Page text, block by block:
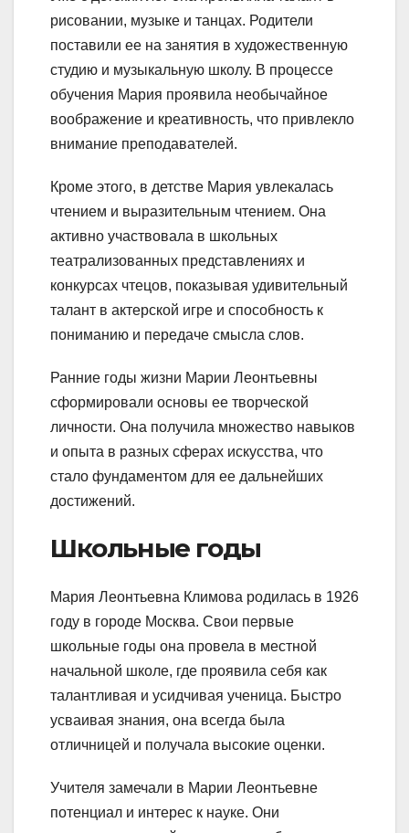
рисовании, музыке и танцах. Родители
поставили ее на занятия в художественную
студию и музыкальную школу. В процессе
обучения Мария проявила необычайное
воображение и креативность, что привлекло
внимание преподавателей.
Кроме этого, в детстве Мария увлекалась
чтением и выразительным чтением. Она
активно участвовала в школьных
театрализованных представлениях и
конкурсах чтецов, показывая удивительный
талант в актерской игре и способность к
пониманию и передаче смысла слов.
Ранние годы жизни Марии Леонтьевны
сформировали основы ее творческой
личности. Она получила множество навыков
и опыта в разных сферах искусства, что
стало фундаментом для ее дальнейших
достижений.
Школьные годы
Мария Леонтьевна Климова родилась в 1926
году в городе Москва. Свои первые
школьные годы она провела в местной
начальной школе, где проявила себя как
талантливая и усидчивая ученица. Быстро
усваивая знания, она всегда была
отличницей и получала высокие оценки.
Учителя замечали в Марии Леонтьевне
потенциал и интерес к науке. Они